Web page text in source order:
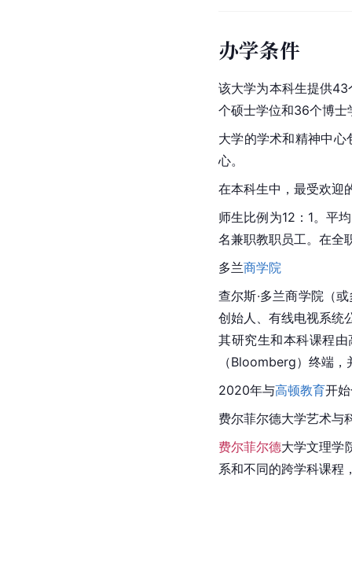
办学条件
该大学为本科生提供
个硕士学位和36个博
大学的学术和精神中心
心。
在本科生中，最受欢迎
师生比例为12：1。平
名兼职教职员工。在全
多兰商学院
查尔斯·多兰商学院（
创始人、有线电视系统
其研究生和本科课程
（Bloomberg）终端，
2020年与高顿教育开
费尔菲尔德大学艺术与
费尔菲尔德大学文理学
系和不同的跨学科课程